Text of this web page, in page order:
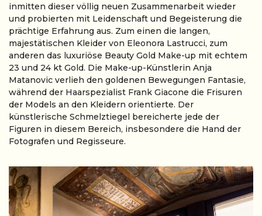
inmitten dieser völlig neuen Zusammenarbeit wieder
und probierten mit Leidenschaft und Begeisterung die
prächtige Erfahrung aus. Zum einen die langen,
majestätischen Kleider von Eleonora Lastrucci, zum
anderen das luxuriöse Beauty Gold Make-up mit echtem
23 und 24 kt Gold. Die Make-up-Künstlerin Anja
Matanovic verlieh den goldenen Bewegungen Fantasie,
während der Haarspezialist Frank Giacone die Frisuren
der Models an den Kleidern orientierte. Der
künstlerische Schmelztiegel bereicherte jede der
Figuren in diesem Bereich, insbesondere die Hand der
Fotografen und Regisseure.